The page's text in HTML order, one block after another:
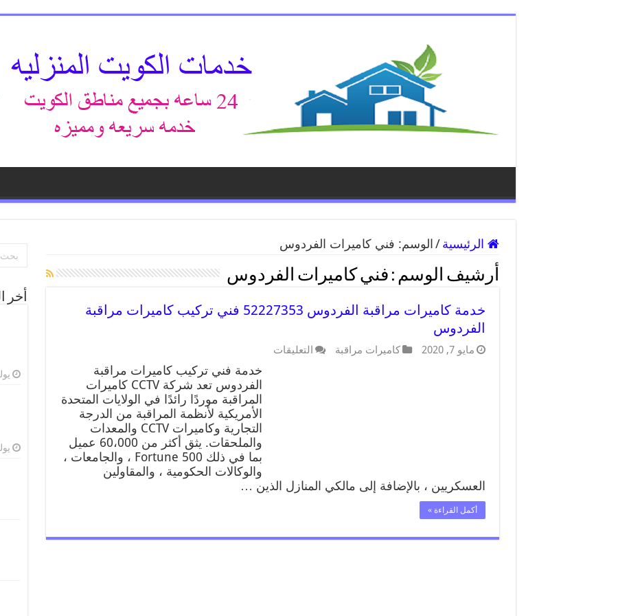
الرئيسية / الوسم: فني كاميرات الفردوس
أرشيف الوسم : فني كاميرات الفردوس
خدمة كاميرات مراقبة الفردوس 52227353 فني تركيب كاميرات مراقبة
الفردوس
مايو 7, 2020 كاميرات مراقبة التعليقات
خدمة فني تركيب كاميرات مراقبة
الفردوس تعد شركة CCTV كاميرات
المراقبة موردًا رائدًا في الولايات المتحدة
الأمريكية لأنظمة المراقبة من الدرجة
التجارية وكاميرات CCTV والمعدات
والملحقات. يثق أكثر من 60،000 عميل
بما في ذلك Fortune 500 ، والجامعات ،
والوكالات الحكومية ، والمقاولين
العسكريين ، بالإضافة إلى مالكي المنازل الذين …
أكمل القراءة »
أخر